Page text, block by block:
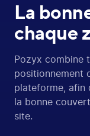
La
chaque
Pozyx combine
positionnement
plateforme, afin
la bonne
site.